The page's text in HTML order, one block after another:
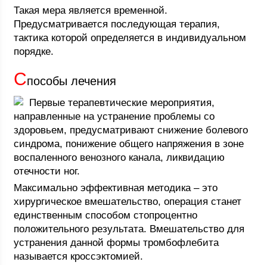
Такая мера является временной.
Предусматривается последующая терапия,
тактика которой определяется в индивидуальном
порядке.
Способы лечения
Первые терапевтические мероприятия,
направленные на устранение проблемы со
здоровьем, предусматривают снижение болевого
синдрома, понижение общего напряжения в зоне
воспаленного венозного канала, ликвидацию
отечности ног.
Максимально эффективная методика – это
хирургическое вмешательство, операция станет
единственным способом стопроцентно
положительного результата. Вмешательство для
устранения данной формы тромбофлебита
называется кроссэктомией.